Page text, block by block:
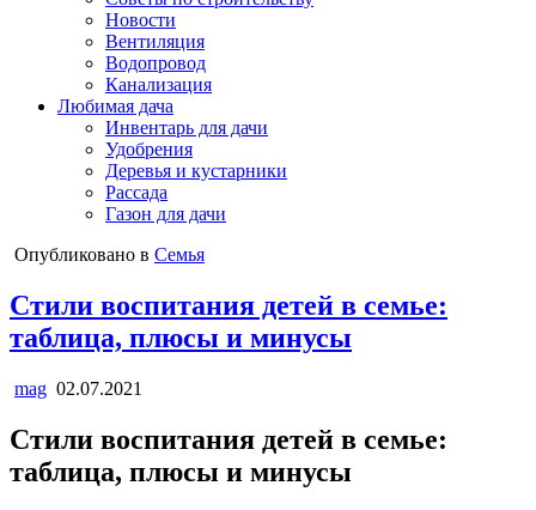
Новости
Вентиляция
Водопровод
Канализация
Любимая дача
Инвентарь для дачи
Удобрения
Деревья и кустарники
Рассада
Газон для дачи
Опубликовано в Семья
Стили воспитания детей в семье:
таблица, плюсы и минусы
mag 02.07.2021
Стили воспитания детей в семье:
таблица, плюсы и минусы